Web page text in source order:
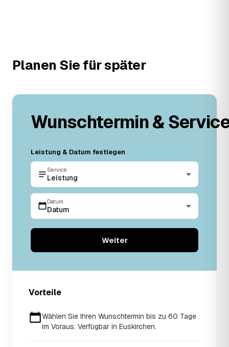
Planen Sie für später
Wunschtermin &
Leistung & Datum festlegen
Service
Leistung
Datum
Datum
Weiter
Vorteile
Wählen Sie Ihren Wunschtermin bis zu 60 Tage
im Voraus. Verfügbar in Euskirchen.